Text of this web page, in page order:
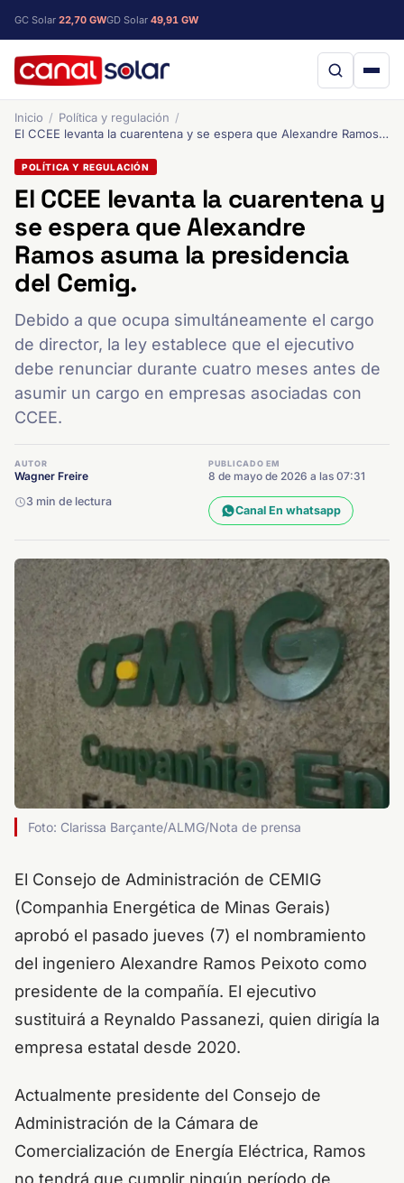
GC Solar 22,70 GWGD Solar 49,91 GW
Inicio
Política y regulación
El CCEE levanta la cuarentena y se espera que Alexandre Ramos asuma la presidencia del Cemig.
POLÍTICA Y REGULACIÓN
El CCEE levanta la cuarentena y
se espera que Alexandre
Ramos asuma la presidencia
del Cemig.
Debido a que ocupa simultáneamente el cargo
de director, la ley establece que el ejecutivo
debe renunciar durante cuatro meses antes de
asumir un cargo en empresas asociadas con
CCEE.
AUTOR
Wagner Freire
PUBLICADO EM
8 de mayo de 2026 a las 07:31
3 min de lectura
Canal En whatsapp
Foto: Clarissa Barçante/ALMG/Nota de prensa
El Consejo de Administración de CEMIG
(Companhia Energética de Minas Gerais)
aprobó el pasado jueves (7) el nombramiento
del ingeniero Alexandre Ramos Peixoto como
presidente de la compañía. El ejecutivo
sustituirá a Reynaldo Passanezi, quien dirigía la
empresa estatal desde 2020.
Actualmente presidente del Consejo de
Administración de la Cámara de
Comercialización de Energía Eléctrica, Ramos
no tendrá que cumplir ningún período de